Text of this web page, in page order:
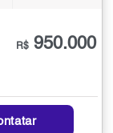
R$ 950.000